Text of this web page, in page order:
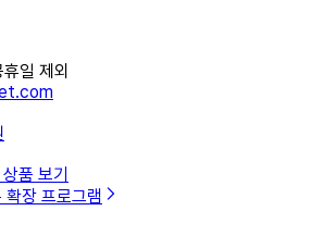
휴일 제외
품 보기
확장 프로그램